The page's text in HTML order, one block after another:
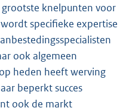
knelpunten voor
specifieke expertise
ook algemeen
heden heeft werving
beperkt succes
ook de markt